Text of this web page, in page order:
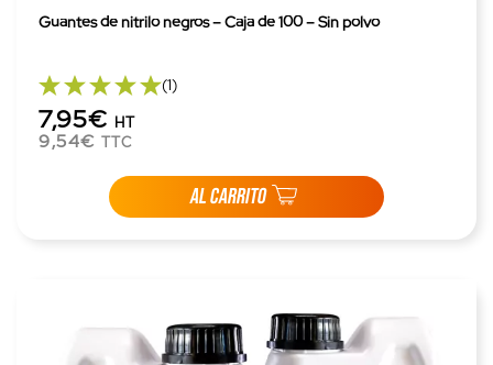
Guantes de nitrilo negros – Caja de 100 – Sin polvo
(1)
7,95€ HT
9,54€ TTC
AL CARRITO